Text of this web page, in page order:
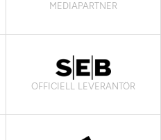
MEDIAPARTNER
OFFICIELL LEVERANTÖR